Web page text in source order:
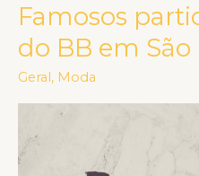
Famosos
do BB em São
Geral, Moda
Famosos
participam
do
Baile
do
BB
em